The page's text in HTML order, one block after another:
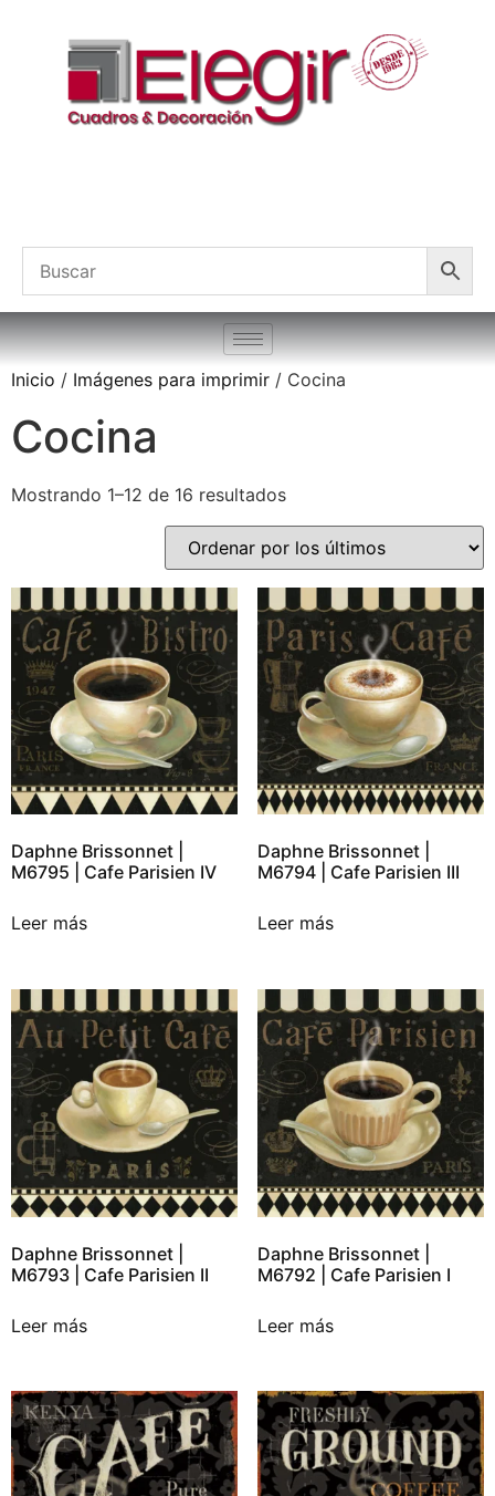
Inicio / Imágenes para imprimir / Cocina
Cocina
Mostrando 1–12 de 16 resultados
Daphne Brissonnet |
M6795 | Cafe Parisien IV
Leer más
Daphne Brissonnet |
M6794 | Cafe Parisien III
Leer más
Daphne Brissonnet |
M6793 | Cafe Parisien II
Leer más
Daphne Brissonnet |
M6792 | Cafe Parisien I
Leer más